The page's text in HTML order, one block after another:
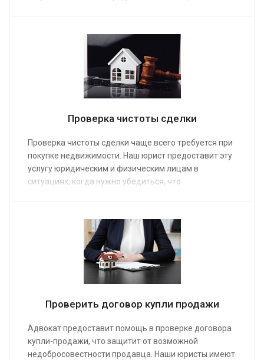
быструю юридическую помощь.
Проверка чистоты сделки
Проверка чистоты сделки чаще всего требуется при
покупке недвижимости. Наш юрист предоставит эту
услугу юридическим и физическим лицам в
ситуациях, когда нужно убедиться, что
При заказе услуги клиент получает полную помощь:
проверяются не только сопроводительные
документы, но и сопутствующие сделке
обстоятельства.
Проверить договор купли продажи
Адвокат предоставит помощь в проверке договора
купли-продажи, что защитит от возможной
недобросовестности продавца. Наши юристы имеют